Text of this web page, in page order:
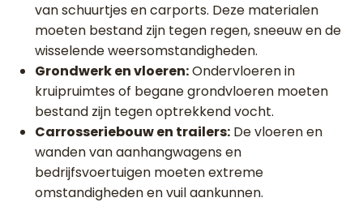
van schuurtjes en carports. Deze materialen
moeten bestand zijn tegen regen, sneeuw en de
wisselende weersomstandigheden.
Grondwerk en vloeren:Ondervloeren in
kruipruimtes of begane grondvloeren moeten
bestand zijn tegen optrekkend vocht.
Carrosseriebouw en trailers: De vloeren en
wanden van aanhangwagens en
bedrijfsvoertuigen moeten extreme
omstandigheden en vuil aankunnen.